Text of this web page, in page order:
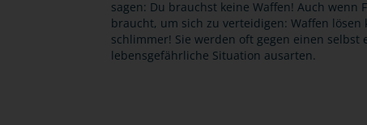
sagen: Du brauchst keine Waffen! Auch
braucht, um sich zu verteidigen: Waffen
schlimmer! Sie werden oft gegen einen
lebensgefährliche Situation ausarten.